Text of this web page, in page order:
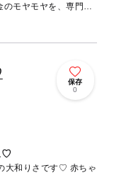
モヤモヤを、専門の
保存
0
♡
さです♡ 赤ちゃ